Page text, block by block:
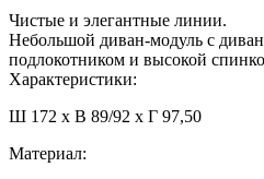
Чистые и элегантные линии.
Небольшой диван-модуль с
подлокотником и высокой
Характеристики:
Ш 172 x В 89/92 x Г 97,50
Материал: